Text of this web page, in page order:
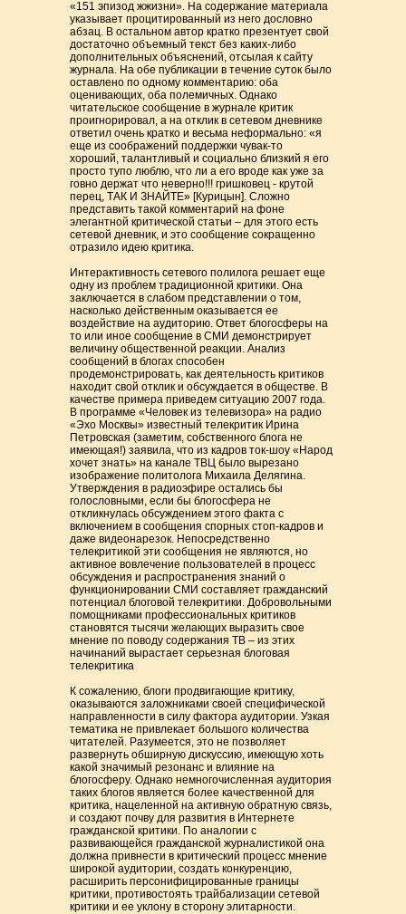
«151 эпизод жжизни». На содержание материала
указывает процитированный из него дословно
абзац. В остальном автор кратко презентует свой
достаточно объемный текст без каких-либо
дополнительных объяснений, отсылая к сайту
журнала. На обе публикации в течение суток было
оставлено по одному комментарию: оба
оценивающих, оба полемичных. Однако
читательское сообщение в журнале критик
проигнорировал, а на отклик в сетевом дневнике
ответил очень кратко и весьма неформально: «я
еще из соображений поддержки чувак-то
хороший, талантливый и социально близкий я его
просто тупо люблю, что ли а его вроде как уже за
говно держат что неверно!!! гришковец - крутой
перец, ТАК И ЗНАЙТЕ» [Курицын]. Сложно
представить такой комментарий на фоне
элегантной критической статьи – для этого есть
сетевой дневник, и это сообщение сокращенно
отразило идею критика.
Интерактивность сетевого полилога решает еще
одну из проблем традиционной критики. Она
заключается в слабом представлении о том,
насколько действенным оказывается ее
воздействие на аудиторию. Ответ блогосферы на
то или иное сообщение в СМИ демонстрирует
величину общественной реакции. Анализ
сообщений в блогах способен
продемонстрировать, как деятельность критиков
находит свой отклик и обсуждается в обществе. В
качестве примера приведем ситуацию 2007 года.
В программе «Человек из телевизора» на радио
«Эхо Москвы» известный телекритик Ирина
Петровская (заметим, собственного блога не
имеющая!) заявила, что из кадров ток-шоу «Народ
хочет знать» на канале ТВЦ было вырезано
изображение политолога Михаила Делягина.
Утверждения в радиоэфире остались бы
голословными, если бы блогосфера не
откликнулась обсуждением этого факта с
включением в сообщения спорных стоп-кадров и
даже видеонарезок. Непосредственно
телекритикой эти сообщения не являются, но
активное вовлечение пользователей в процесс
обсуждения и распространения знаний о
функционировании СМИ составляет гражданский
потенциал блоговой телекритики. Добровольными
помощниками профессиональных критиков
становятся тысячи желающих выразить свое
мнение по поводу содержания ТВ – из этих
начинаний вырастает серьезная блоговая
телекритика
К сожалению, блоги продвигающие критику,
оказываются заложниками своей специфической
направленности в силу фактора аудитории. Узкая
тематика не привлекает большого количества
читателей. Разумеется, это не позволяет
развернуть обширную дискуссию, имеющую хоть
какой значимый резонанс и влияние на
блогосферу. Однако немногочисленная аудитория
таких блогов является более качественной для
критика, нацеленной на активную обратную связь,
и создают почву для развития в Интернете
гражданской критики. По аналогии с
развивающейся гражданской журналистикой она
должна привнести в критический процесс мнение
широкой аудитории, создать конкуренцию,
расширить персонифицированные границы
критики, противостоять трайбализации сетевой
критики и ее уклону в сторону элитарности.